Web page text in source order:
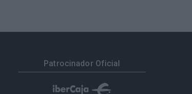
Patrocinador Oficial